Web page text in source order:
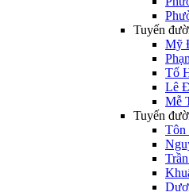
Tuyến
Mỹ
Tố
Lê
Mễ
Tuyến
Tôn